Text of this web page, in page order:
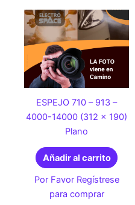
ESPEJO 710 – 913 –
4000-14000 (312 x 190)
Plano
Añadir al carrito
Por Favor Regístrese
para comprar